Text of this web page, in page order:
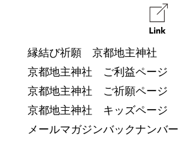
縁結び祈願 京都地主神社
京都地主神社 ご利益ページ
京都地主神社 ご祈願ページ
京都地主神社 キッズページ
メールマガジンバックナンバー